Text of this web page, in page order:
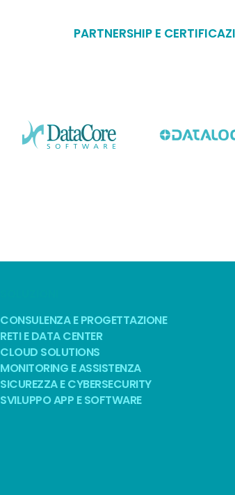
PARTNERSHIP E
CONSULENZA E PROGETTAZIONE
RETI E DATA CENTER
CLOUD SOLUTIONS
MONITORING E ASSISTENZA
SICUREZZA E CYBERSECURITY
SVILUPPO APP E SOFTWARE